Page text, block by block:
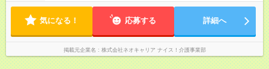
気になる！ 応募する 詳細へ
掲載元企業名 株式会社ネオキャリア ナイス！介護事業部